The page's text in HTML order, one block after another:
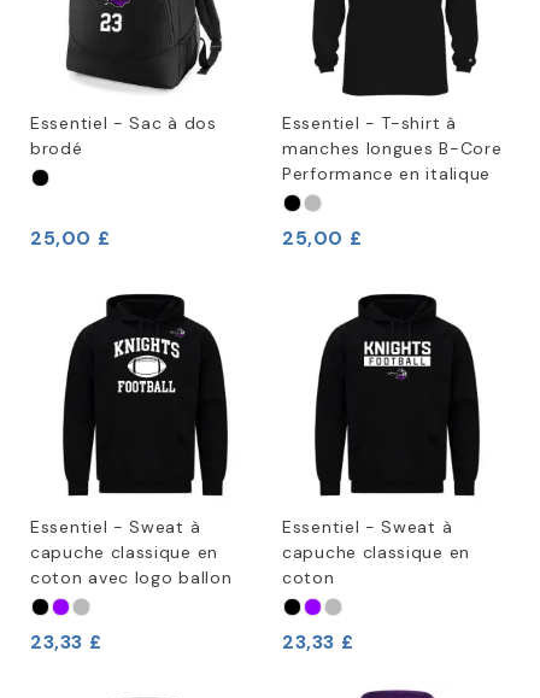
Essentiel - Sac à dos
brodé
25,00 £
Essentiel - T-shirt à
manches longues B-Core
Performance en italique
25,00 £
Essentiel - Sweat à
capuche classique en
coton avec logo ballon
23,33 £
Essentiel - Sweat à
capuche classique en
coton
23,33 £